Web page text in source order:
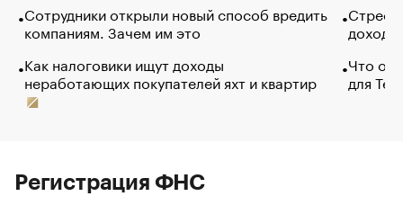
Сотрудники открыли новый способ вредить
компаниям. Зачем им это
Как налоговики ищут доходы
неработающих покупателей яхт и квартир
Что
для
Регистрация ФНС